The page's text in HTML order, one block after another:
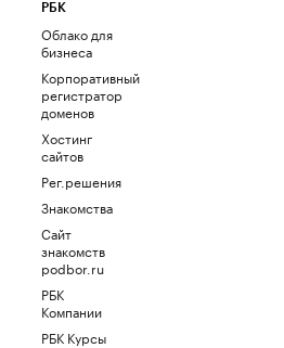
РБК
Облако для
бизнеса
Корпоративный
регистратор
доменов
Хостинг
сайтов
Рег.решения
Знакомства
Сайт
знакомств
podbor.ru
РБК
Компании
РБК Курсы